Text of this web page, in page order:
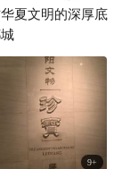
夏文明的深厚底
9+